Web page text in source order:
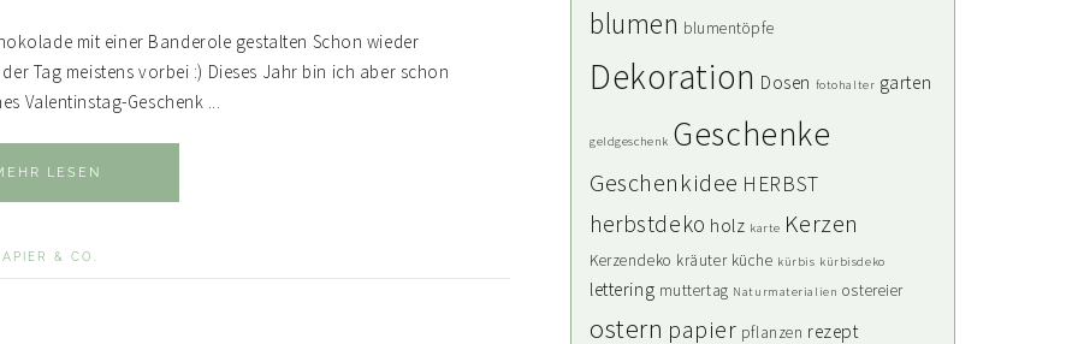
mit einer Banderole gestalten Schon wieder
Tag meistens vorbei :) Dieses Jahr bin ich aber schon
Valentinstag-Geschenk ...
LESEN
& CO.
blumen blumentöpfe
Dekoration Dosen fotohalter garten
geldgeschenk Geschenke
Geschenkidee HERBST
herbstdeko holz karte Kerzen
Kerzendeko kräuter küche kürbis kürbisdeko
lettering muttertag Naturmaterialien ostereier
ostern papier pflanzen rezept